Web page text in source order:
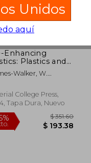
45%
dcto. $
Enhancing
Plastics and
Materials in
Applications
Walker, W.
College Press,
Tapa Dura, Nuevo
Unidos
aquí